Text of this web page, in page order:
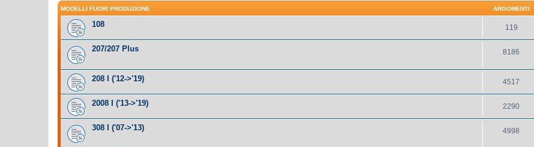
MODELLI FUORI PRODUZIONE ARGOMENTI
108 119
207/207 Plus 8186
208 I ('12->'19) 4517
2008 I ('13->'19) 2290
308 I ('07->'13) 4998